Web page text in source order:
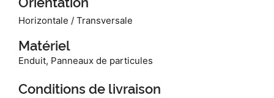
Horizontale / Transversale
Matériel
Enduit, Panneaux de particules
Conditions de livraison